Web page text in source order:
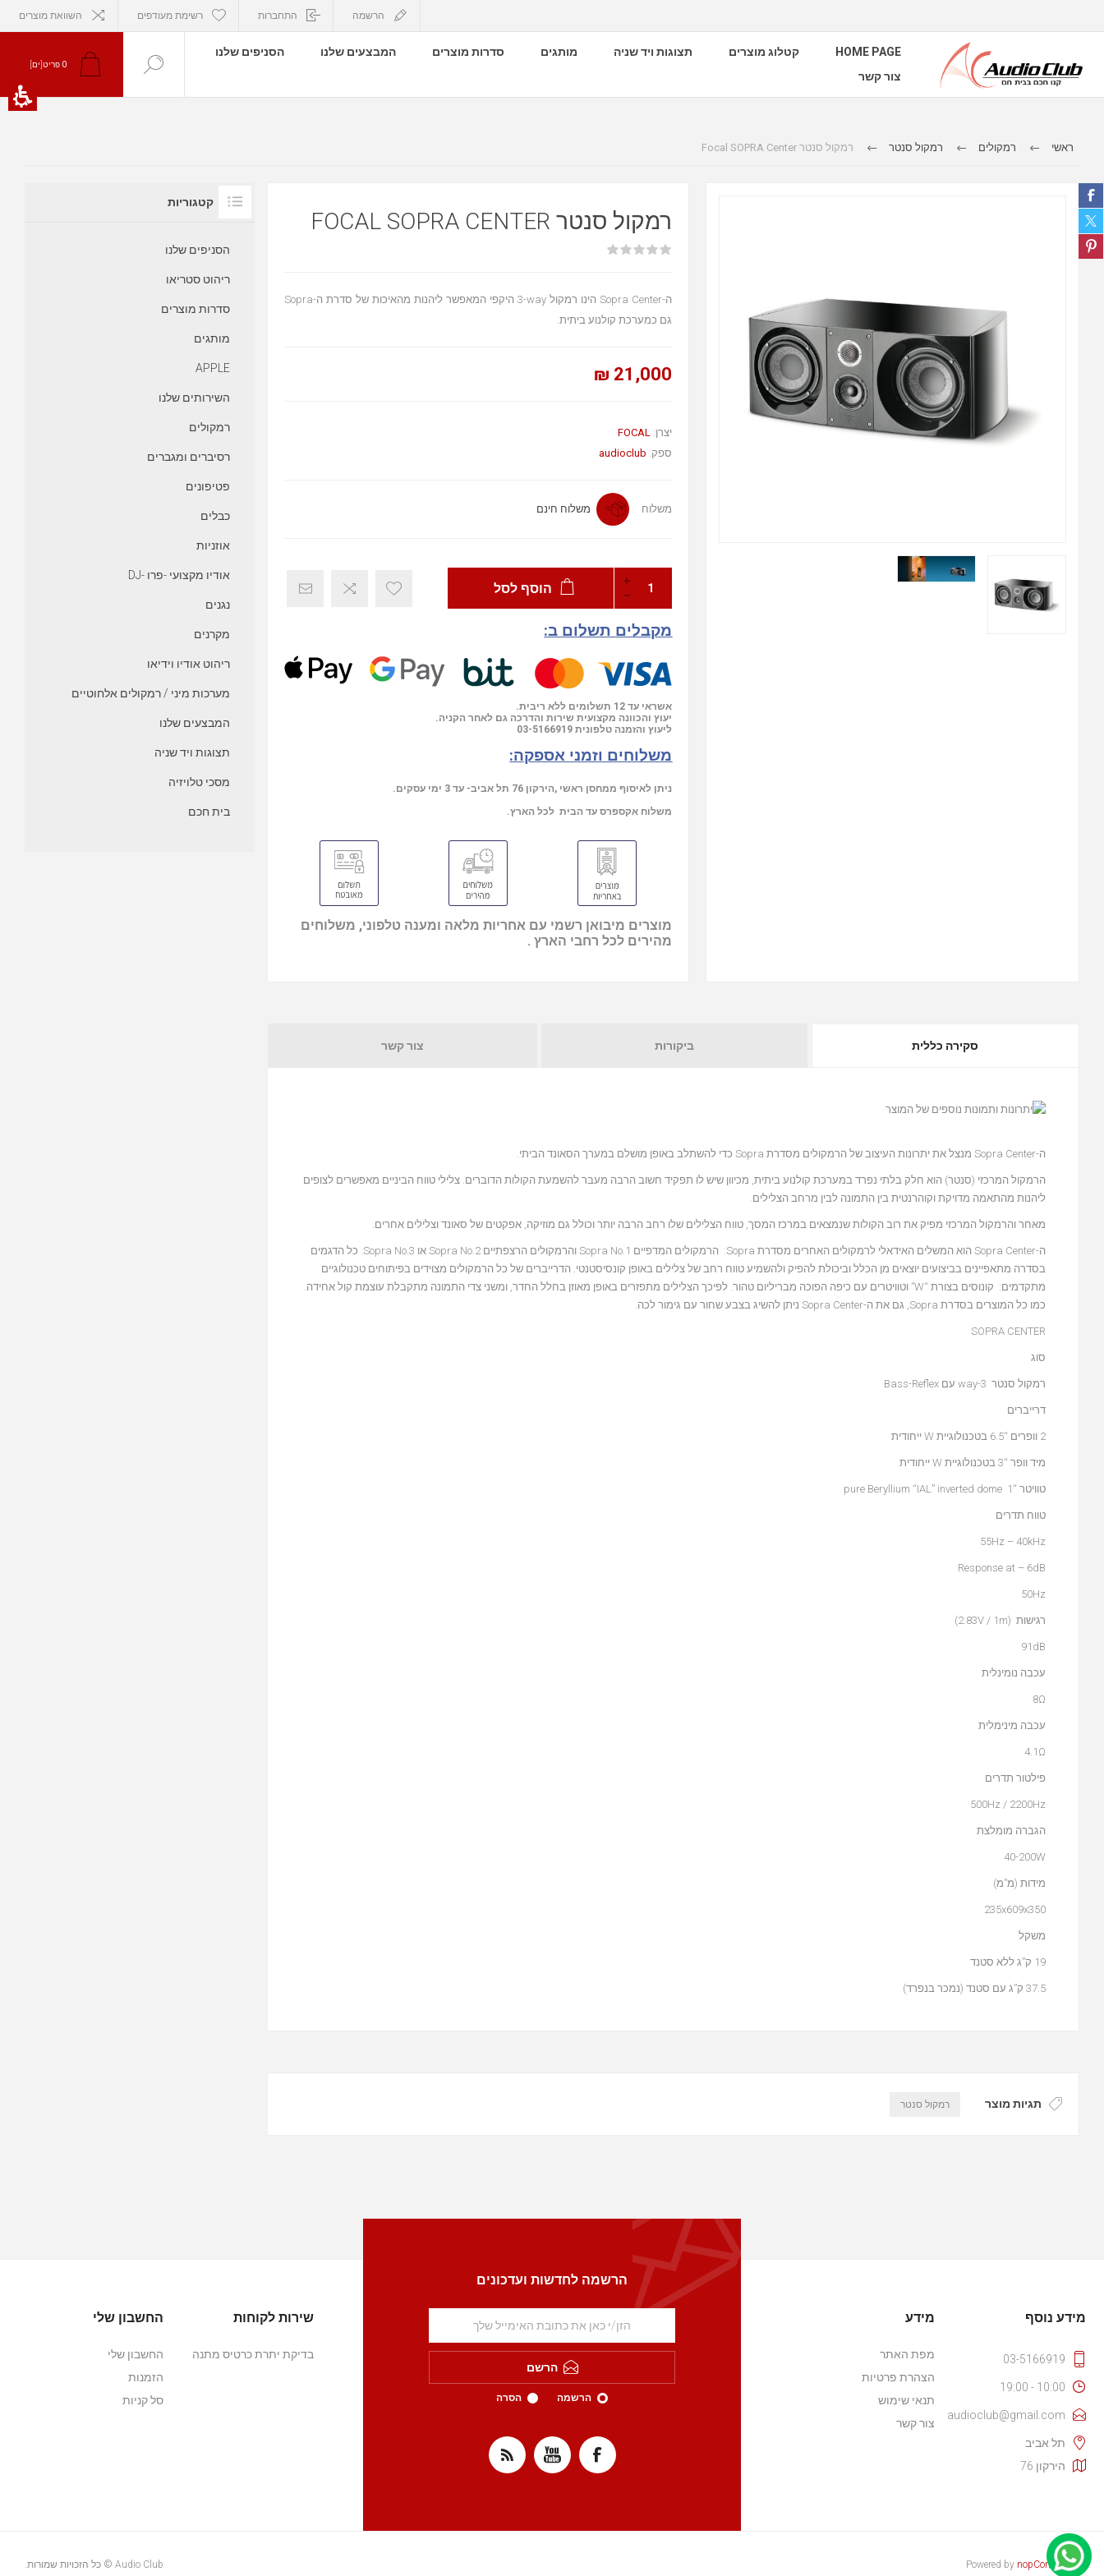
הרשמה התחברות רשימת מעודפים השוואת מוצרים
HOME PAGE קטלוג מוצרים תצוגות ויד שניה מותגים סדרות מוצרים המבצעים שלנו
הסניפים שלנו
צור קשר
0 פריט[ים]
ראשי רמקולים רמקול סנטר רמקול סנטר Focal SOPRA Center
רמקול סנטר FOCAL SOPRA CENTER
ה-Sopra Center הינו רמקול ‎3-way היקפי המאפשר ליהנות מהאיכות של סדרת ה-Sopra
גם כמערכת קולנוע ביתית.
21,000 ₪
יצרן: FOCAL
ספק: audioclub
משלוח משלוח חינם
הוסף לסל
מקבלים תשלום ב:
אשראי עד 12 תשלומים ללא ריבית.
יעוץ והכוונה מקצועית שירות והדרכה גם לאחר הקניה.
ליעוץ והזמנה טלפונית 03-5166919
משלוחים וזמני אספקה:
ניתן לאיסוף ממחסן ראשי ,הירקון 76 תל אביב- עד 3 ימי עסקים.
משלוח אקספרס עד הבית לכל הארץ.
מוצרים מיבואן רשמי עם אחריות מלאה ומענה טלפוני, משלוחים
מהירים לכל רחבי הארץ .
סקירה כללית ביקורות צור קשר
ה-Sopra Center מנצל את יתרונות העיצוב של הרמקולים מסדרת Sopra כדי להשתלב באופן מושלם במערך הסאונד הביתי.
הרמקול המרכזי (סנטר) הוא חלק בלתי נפרד במערכת קולנוע ביתית, מכיוון שיש לו תפקיד חשוב הרבה מעבר להשמעת הקולות הדוברים. צלילי טווח הביניים מאפשרים לצופים
ליהנות מהתאמה מדויקת וקוהרנטית בין התמונה לבין מרחב הצלילים.
מאחר והרמקול המרכזי מפיק את רוב הקולות שנמצאים במרכז המסך, טווח הצלילים שלו רחב הרבה יותר וכולל גם מוזיקה, אפקטים של סאונד וצלילים אחרים.
ה-Sopra Center הוא המשלים האידאלי לרמקולים האחרים מסדרת Sopra‏: הרמקולים המדפיים Sopra No.1 והרמקולים הרצפתיים Sopra No.2 או Sopra No.3‏. כל הדגמים
בסדרה מתאפיינים בביצועים יוצאים מן הכלל וביכולת להפיק ולהשמיע טווח רחב של צלילים באופן קונסיסטנטי. הדרייברים של כל הרמקולים מצוידים בפיתוחים טכנולוגיים
מתקדמים: קונוסים בצורת “W” וטוויטרים עם כיפה הפוכה מבריליום טהור. לפיכך הצלילים מתפזרים באופן מאוזן בחלל החדר, ומשני צדי התמונה מתקבלת עוצמת קול אחידה.
כמו כל המוצרים בסדרת Sopra, גם את ה-Sopra Center ניתן להשיג בצבע שחור עם גימור לכה.
SOPRA CENTER
סוג
רמקול סנטר 3-way עם Bass-Reflex
דרייברים
2 וופרים “6.5 בטכנולוגיית W ייחודית
מיד וופר “3 בטכנולוגיית W ייחודית
טוויטר “1 pure Beryllium “IAL” inverted dome
טווח תדרים
55Hz – 40kHz
Response at – 6dB
50Hz
רגישות (2.83V / 1m)
91dB
עכבה נומינלית
8Ω
עכבה מינימלית
4.1Ω
פילטור תדרים
500Hz / 2200Hz
הגברה מומלצת
40-200W
מידות (מ”מ)
235x609x350
משקל
19 ק”ג ללא סטנד
37.5 ק”ג עם סטנד (נמכר בנפרד)
תגיות מוצר רמקול סנטר
קטגוריות
הסניפים שלנו
ריהוט סטריאו
סדרות מוצרים
מותגים
APPLE
השירותים שלנו
רמקולים
רסיברים ומגברים
פטיפונים
כבלים
אוזניות
אודיו מקצועי -פרו -DJ
נגנים
מקרנים
ריהוט אודיו וידיאו
מערכות מיני / רמקולים אלחוטיים
המבצעים שלנו
תצוגות ויד שניה
מסכי טלויזיה
בית חכם
הרשמה לחדשות ועדכונים
הרשם
הרשמה הסרה
מידע נוסף
03-5166919
10:00 - 19:00
audioclub@gmail.com
תל אביב
הירקון 76
מידע
מפת האתר
הצהרת פרטיות
תנאי שימוש
צור קשר
שירות לקוחות
בדיקת יתרת כרטיס מתנה
החשבון שלי
החשבון שלי
הזמנות
סל קניות
Powered by nopCommerce Audio Club © כל הזכויות שמורות.